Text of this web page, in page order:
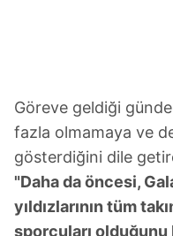
Göreve geldiği
fazla olmamaya ve
gösterdiğini dile
"Daha da öncesi,
yıldızlarının tüm
sporcuları